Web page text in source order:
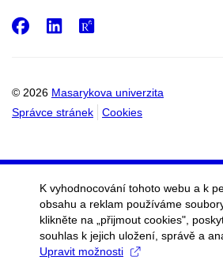
© 2026 Masarykova univerzita
Správce stránek
Cookies
Facebook
LinkedIn
K vyhodnocování tohoto webu a k
obsahu a reklam používáme
klikněte na „přijmout cookies",
souhlas k jejich uložení, správě a
Upravit možnosti